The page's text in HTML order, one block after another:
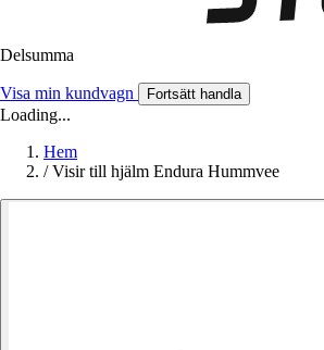
Delsumma
Visa min kundvagn Fortsätt handla
Loading...
Hem
/ Visir till hjälm Endura Hummvee